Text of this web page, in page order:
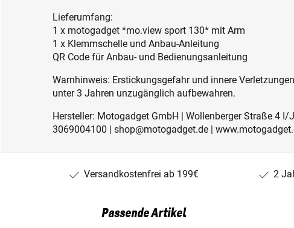
Lieferumfang:
1 x motogadget *mo.view sport 130* mit Arm
1 x Klemmschelle und Anbau-Anleitung
QR Code für Anbau- und Bedienungsanleitung
Warnhinweis: Erstickungsgefahr und innere
unter 3 Jahren unzugänglich aufbewahren.
Hersteller: Motogadget GmbH | Wollenberger Straße 4
3069004100 | shop@motogadget.de |
Versandkostenfrei ab 199€ 2
Passende Artikel